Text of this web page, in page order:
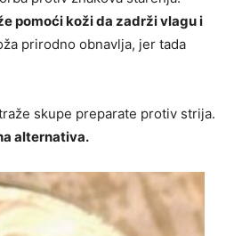
pomoći koži da zadrži vlagu i
prirodno obnavlja, jer tada
skupe preparate protiv strija.
alternativa.